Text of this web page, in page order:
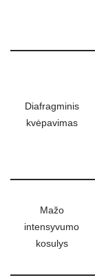
Diafragminis
kvėpavimas
Mažo
intensyvumo
kosulys